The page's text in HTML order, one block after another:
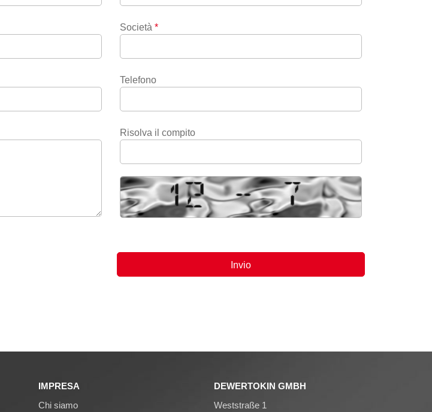
Società *
Telefono
Risolva il compito
IMPRESA
Chi siamo
DEWERTOKIN GMBH
Weststraße 1